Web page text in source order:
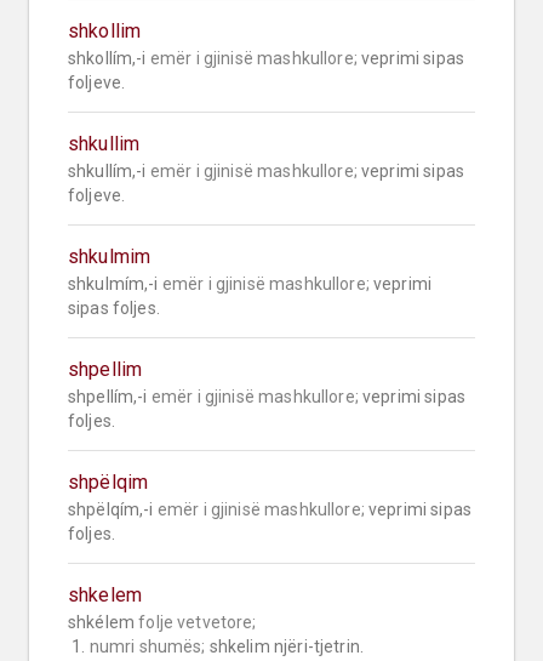
shkollim
shkollím,-i emër i gjinisë mashkullore; veprimi sipas
foljeve.
shkullim
shkullím,-i emër i gjinisë mashkullore; veprimi sipas
foljeve.
shkulmim
shkulmím,-i emër i gjinisë mashkullore; veprimi
sipas foljes.
shpellim
shpellím,-i emër i gjinisë mashkullore; veprimi sipas
foljes.
shpëlqim
shpëlqím,-i emër i gjinisë mashkullore; veprimi sipas
foljes.
shkelem
shkélem folje vetvetore;
1. numri shumës; shkelim njëri-tjetrin.